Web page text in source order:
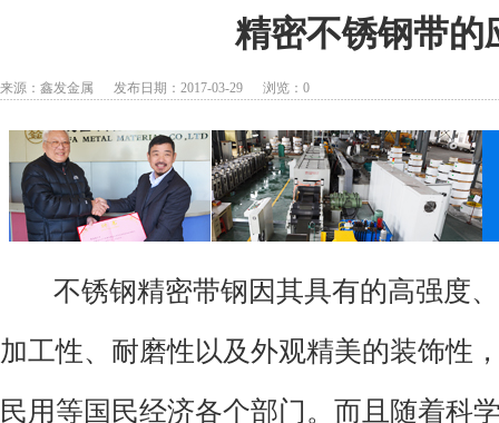
精密不锈钢带的
来源：鑫发金属 发布日期：2017-03-29 浏览： 0
不锈钢精密带钢因其具有的高强度、
加工性、耐磨性以及外观精美的装饰性
民用等国民经济各个部门。而且随着科